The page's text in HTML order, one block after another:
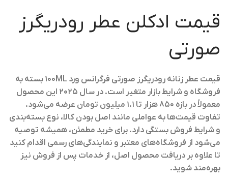
قیمت ادکلن عطر رودریگرز
صورتی
قیمت عطر زنانه رودریگرز صورتی فرگرانس ورد 100ML بسته به
فروشگاه و شرایط بازار متغیر است. در سال ۲۰۲۵ این محصول
معمولاً در بازه ۸۵۰ هزار تا ۱.۱ میلیون تومان
عرضه می‌شود.
تفاوت قیمت‌ها به عواملی مانند اصل بودن کالا، نوع بسته‌بندی
و شرایط فروش بستگی دارد. برای خرید مطمئن، همیشه توصیه
می‌شود از فروشگاه‌های معتبر و نمایندگی‌های رسمی اقدام کنید
تا علاوه بر دریافت محصول اصل، از خدمات پس از فروش نیز
بهره‌مند شوید.